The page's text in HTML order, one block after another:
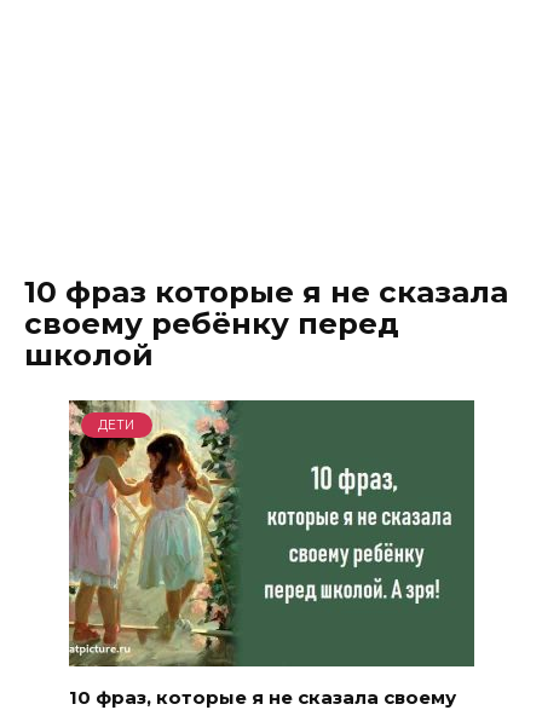
10 фраз которые я не сказала
своему ребёнку перед
школой
ДЕТИ
10 фраз, которые я не сказала своему